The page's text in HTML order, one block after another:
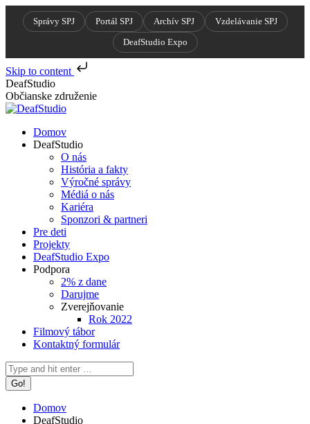
Správy SPJ Portál SPJ Archív SPJ
Vzdelávanie SPJ
DeafStudio Expo
Skip to content
Skip
to
content
DeafStudio
Občianske združenie
Domov
DeafStudio
O nás
História a fakty
Výročné správy
Médiá o nás
Kariéra
Sponzori & partneri
Pre deti
Projekty
DeafStudio Expo
Podpora
2% z dane
Darujme
Zverejňovanie
Rok 2022
Filmový tábor
Kontaktný formulár
Search:
Domov
DeafStudio